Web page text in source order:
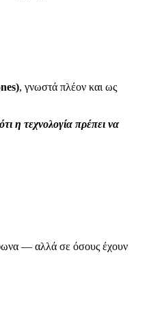
, γνωστά πλέον και ως
η τεχνολογία πρέπει να
— αλλά σε όσους έχουν